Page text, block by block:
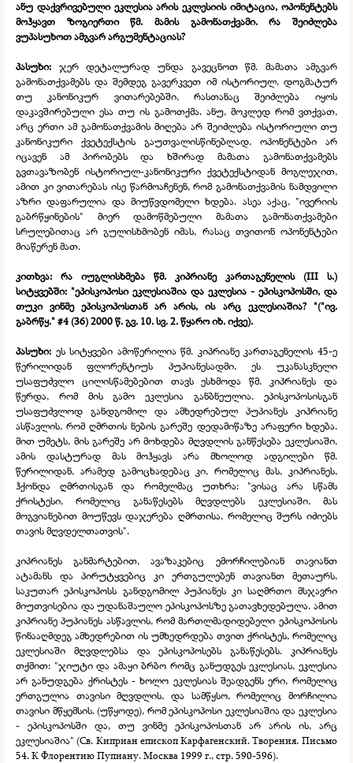
ანუ დაქვრივებული ეკლესია არის ეკლესიის იმიტაცია, ოპონენტებს
მოჰყავთ ზოგიერთი წმ. მამის გამონათქვამი. რა შეიძლება
ვუპასუხოთ ამგვარ არგუმენტაციას?
პასუხი: ჯერ დეტალურად უნდა გავეცნოთ წმ. მამათა ამგვარ
გამონათქვამებს და შემდეგ გავერკვეთ იმ ისტორიულ, დოგმატურ
თუ კანონიკურ ვითარებებში, რასთანაც შეიძლება იყოს
დაკავშირებული ესა თუ ის გამოთქმა. ანუ, მოკლედ რომ ვთქვათ,
არც ერთი ამ გამონათქვამის მიღება არ შეიძლება ისტორიული თუ
კანონიკური ქვეტექსტის გაუთვალისწინებლად. ოპონენტები არ
იცავენ ამ პირობებს და ხშირად მამათა გამონათქვამებს
გვთავაზობენ ისტორიულ-კანონიკური ქვეტექსტიდან მოგლეჯით,
ამით კი ვითარებას ისე წარმოაჩენენ, რომ გამონათქვამის ნამდვილი
აზრი დაფარულია და მიუწვდომელი ხდება. ასეა აქაც, "ივერიის
გაბრწყინების" მიერ დამოწმებული მამათა გამონათქვამები
სრულებითაც არ გულისხმობენ იმას, რასაც თვითონ ოპონენტები
მიაწერენ მათ.
კითხვა: რა იუგლისხმება წმ. კიპრიანე კართაგენელის (III ს.)
სიტყვებში: "ეპისკოპოსი ეკლესიაშია და ეკლესია - ეპისკოპოსში, და
თუკი ვინმე ეპისკოპოსთან არ არის, ის არც ეკლესიაშია? "("ივ.
გაბრწყ." #4 (36) 2000 წ. გვ. 10. სვ. 2. წყარო იხ. იქვე).
პასუხი: ეს სიტყვები ამოწერილია წმ. კიპრიანე კართაგენელის 45-ე
წერილიდან ფლორენტიუს პუპიანესადმი. ეს უკანასკნელი
უსაფუძვლო ცილისწამებებით თავს ესხმოდა წმ. კიპრიანეს და
წერდა, რომ მის გამო ეკლესია განბნეულია. ეპისკოპოსისგან
უსაფუძვლოდ განდგომილ და ამხედრებულ პუპიანეს კიპრიანე
ასწავლის, რომ ღმრთის ნების გარეშე დედამიწაზე არაფერი ხდება.
მით უმეტს, მის გარეშე არ მოხდება მღვდლის განწესება ეკლესიაში.
ამის დასტურად მას მოჰყავს არა მხოლოდ ადგილები წმ.
წერილიდან, არამედ გამოცხადებაც კი, რომელიც მას, კიპრიანეს,
ჰქონდა ღმრთისგან და რომელმაც უთხრა: "ვისაც არა სწამს
ქრისტესი, რომელიც განაწესებს მღვდლებს ეკლესიაში, მას
მოგვიანებით მოუწევს დაჯერება ღმრთისა, რომელიც შურს იძიებს
თავის მღვდელთათვის".
კიპრიანეს განმარტებით, ავაზაკებიც ემორჩილებიან თავიანთ
ატამანს და პირუტყვებიც კი ერთგულებენ თავიანთ მეთაურს,
საკუთარ ეპისკოპოსს განდგომილ პუპიანეს კი საღმრთო მსჯავრი
მიუთვისებია და უდანაშაულო ეპისკოპოსზე გათავხედებულა. ამით
კიპრიანე პუპიანეს ასწავლის, რომ მართლმადიდებელი ეპისკოპოსის
წინააღმდეგ ამხედრებით ის უმხედრდება თვით ქრისტეს, რომელიც
ეკლესიაში მღვდლებსა და ეპისკოპოსებს განაწესებს. კიპრიანეს
თქმით: "ჯიუტი და ამაყი ბრბო რომც განუდგეს ეკლესიას, ეკლესია
არ განუდგება ქრისტეს - ხოლო ეკლესიას შეადგენს ერი, რომელიც
ერთგულია თავისი მღვდლის, და სამწყსო, რომელიც მორჩილია
თავისი მწყემსის. (უწყოდე), რომ ეპისკოპოსი ეკლესიაშია და ეკლესია
- ეპისკოპოსში და, თუ ვინმე ეპისკოპოსთან არ არის ის, არც
ეკლესიაშია" (Св. Киприан епископ Карфагенский. Творения. Письмо
54. К Флорентию Пупиану. Москва 1999 г., стр. 590-596).